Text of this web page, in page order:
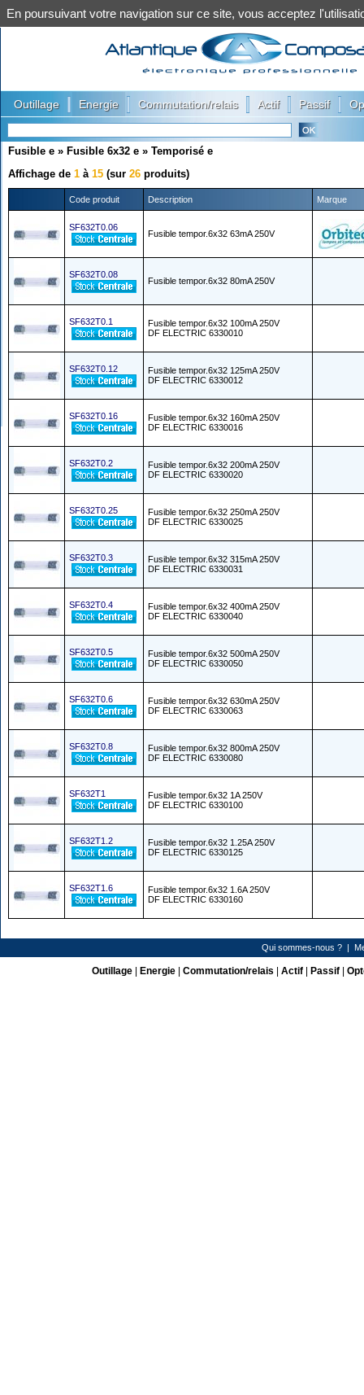
Outillage Energie Commutation/relais Actif Passif
Fusible e » Fusible 6x32 e » Temporisé e
Affichage de 1 à 15 (sur 26 produits)
Code produit Description Marque
SF632T0.06
Fusible tempor.6x32 63mA 250V
SF632T0.08
Fusible tempor.6x32 80mA 250V
SF632T0.1
Fusible tempor.6x32 100mA 250V
DF ELECTRIC 6330010
SF632T0.12
Fusible tempor.6x32 125mA 250V
DF ELECTRIC 6330012
SF632T0.16
Fusible tempor.6x32 160mA 250V
DF ELECTRIC 6330016
SF632T0.2
Fusible tempor.6x32 200mA 250V
DF ELECTRIC 6330020
SF632T0.25
Fusible tempor.6x32 250mA 250V
DF ELECTRIC 6330025
SF632T0.3
Fusible tempor.6x32 315mA 250V
DF ELECTRIC 6330031
SF632T0.4
Fusible tempor.6x32 400mA 250V
DF ELECTRIC 6330040
SF632T0.5
Fusible tempor.6x32 500mA 250V
DF ELECTRIC 6330050
SF632T0.6
Fusible tempor.6x32 630mA 250V
DF ELECTRIC 6330063
SF632T0.8
Fusible tempor.6x32 800mA 250V
DF ELECTRIC 6330080
SF632T1
Fusible tempor.6x32 1A 250V
DF ELECTRIC 6330100
SF632T1.2
Fusible tempor.6x32 1.25A 250V
DF ELECTRIC 6330125
SF632T1.6
Fusible tempor.6x32 1.6A 250V
DF ELECTRIC 6330160
Qui sommes-nous ? |
Outillage| Energie| Commutation/relais Actif| Passif|
En poursuivant votre navigation sur ce site, vous acceptez